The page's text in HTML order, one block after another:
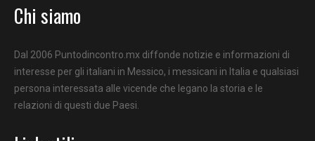
Chi siamo
Dal 2006 Puntodincontro.mx diffonde notizie e informazioni di
interesse per gli italiani in Messico, i messicani in Italia e qualsiasi
persona interessata alle vicende che legano la storia e le
relazioni di questi due Paesi.